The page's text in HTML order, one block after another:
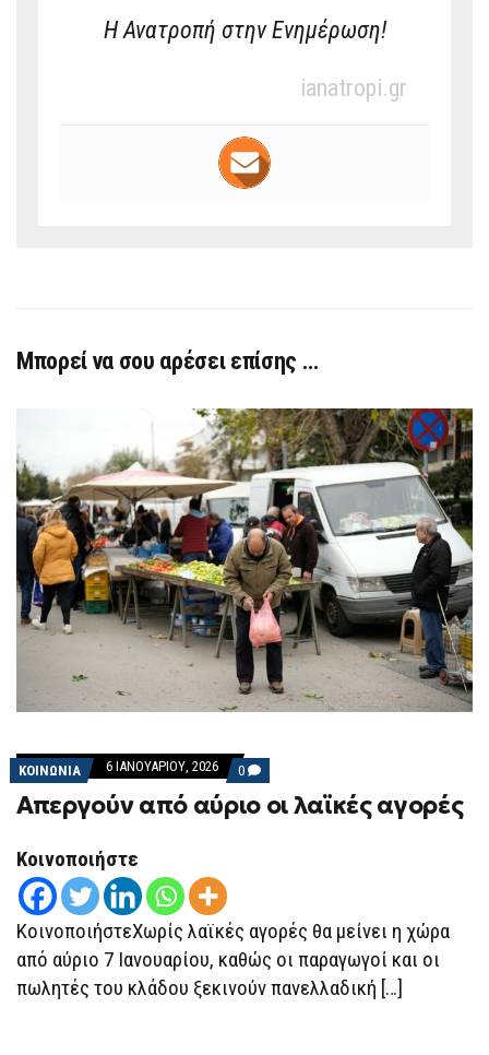
Η Ανατροπή στην Ενημέρωση!
ianatropi.gr
Μπορεί να σου αρέσει επίσης …
ΚΟΙΝΩΝΙΑ 6 ΙΑΝΟΥΑΡΊΟΥ, 2026 0 COMMENTS
ON
ΑΠΕΡΓΟΎΝ
ΑΠΌ
Απεργούν από αύριο οι λαϊκές αγορές
Κοινοποιήστε
ΚοινοποιήστεΧωρίς λαϊκές αγορές θα μείνει η χώρα
από αύριο 7 Ιανουαρίου, καθώς οι παραγωγοί και οι
πωλητές του κλάδου ξεκινούν πανελλαδική […]